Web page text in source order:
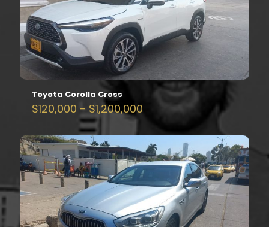
Toyota Corolla Cross
$120,000 - $1,200,000 Rango
precios:
desde
$120,000
hasta
$1,200,000